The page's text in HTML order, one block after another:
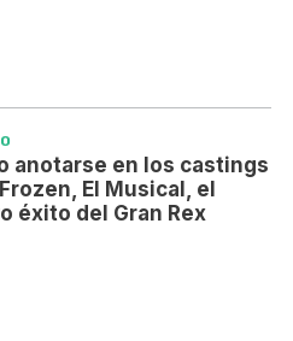
anotarse en los castings
El Musical, el
éxito del Gran Rex